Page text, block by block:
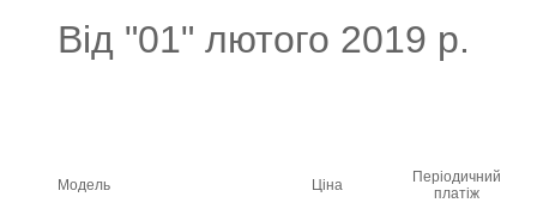
Від "01" лютого 2019 р.
Модель Ціна
Періодичний
платіж